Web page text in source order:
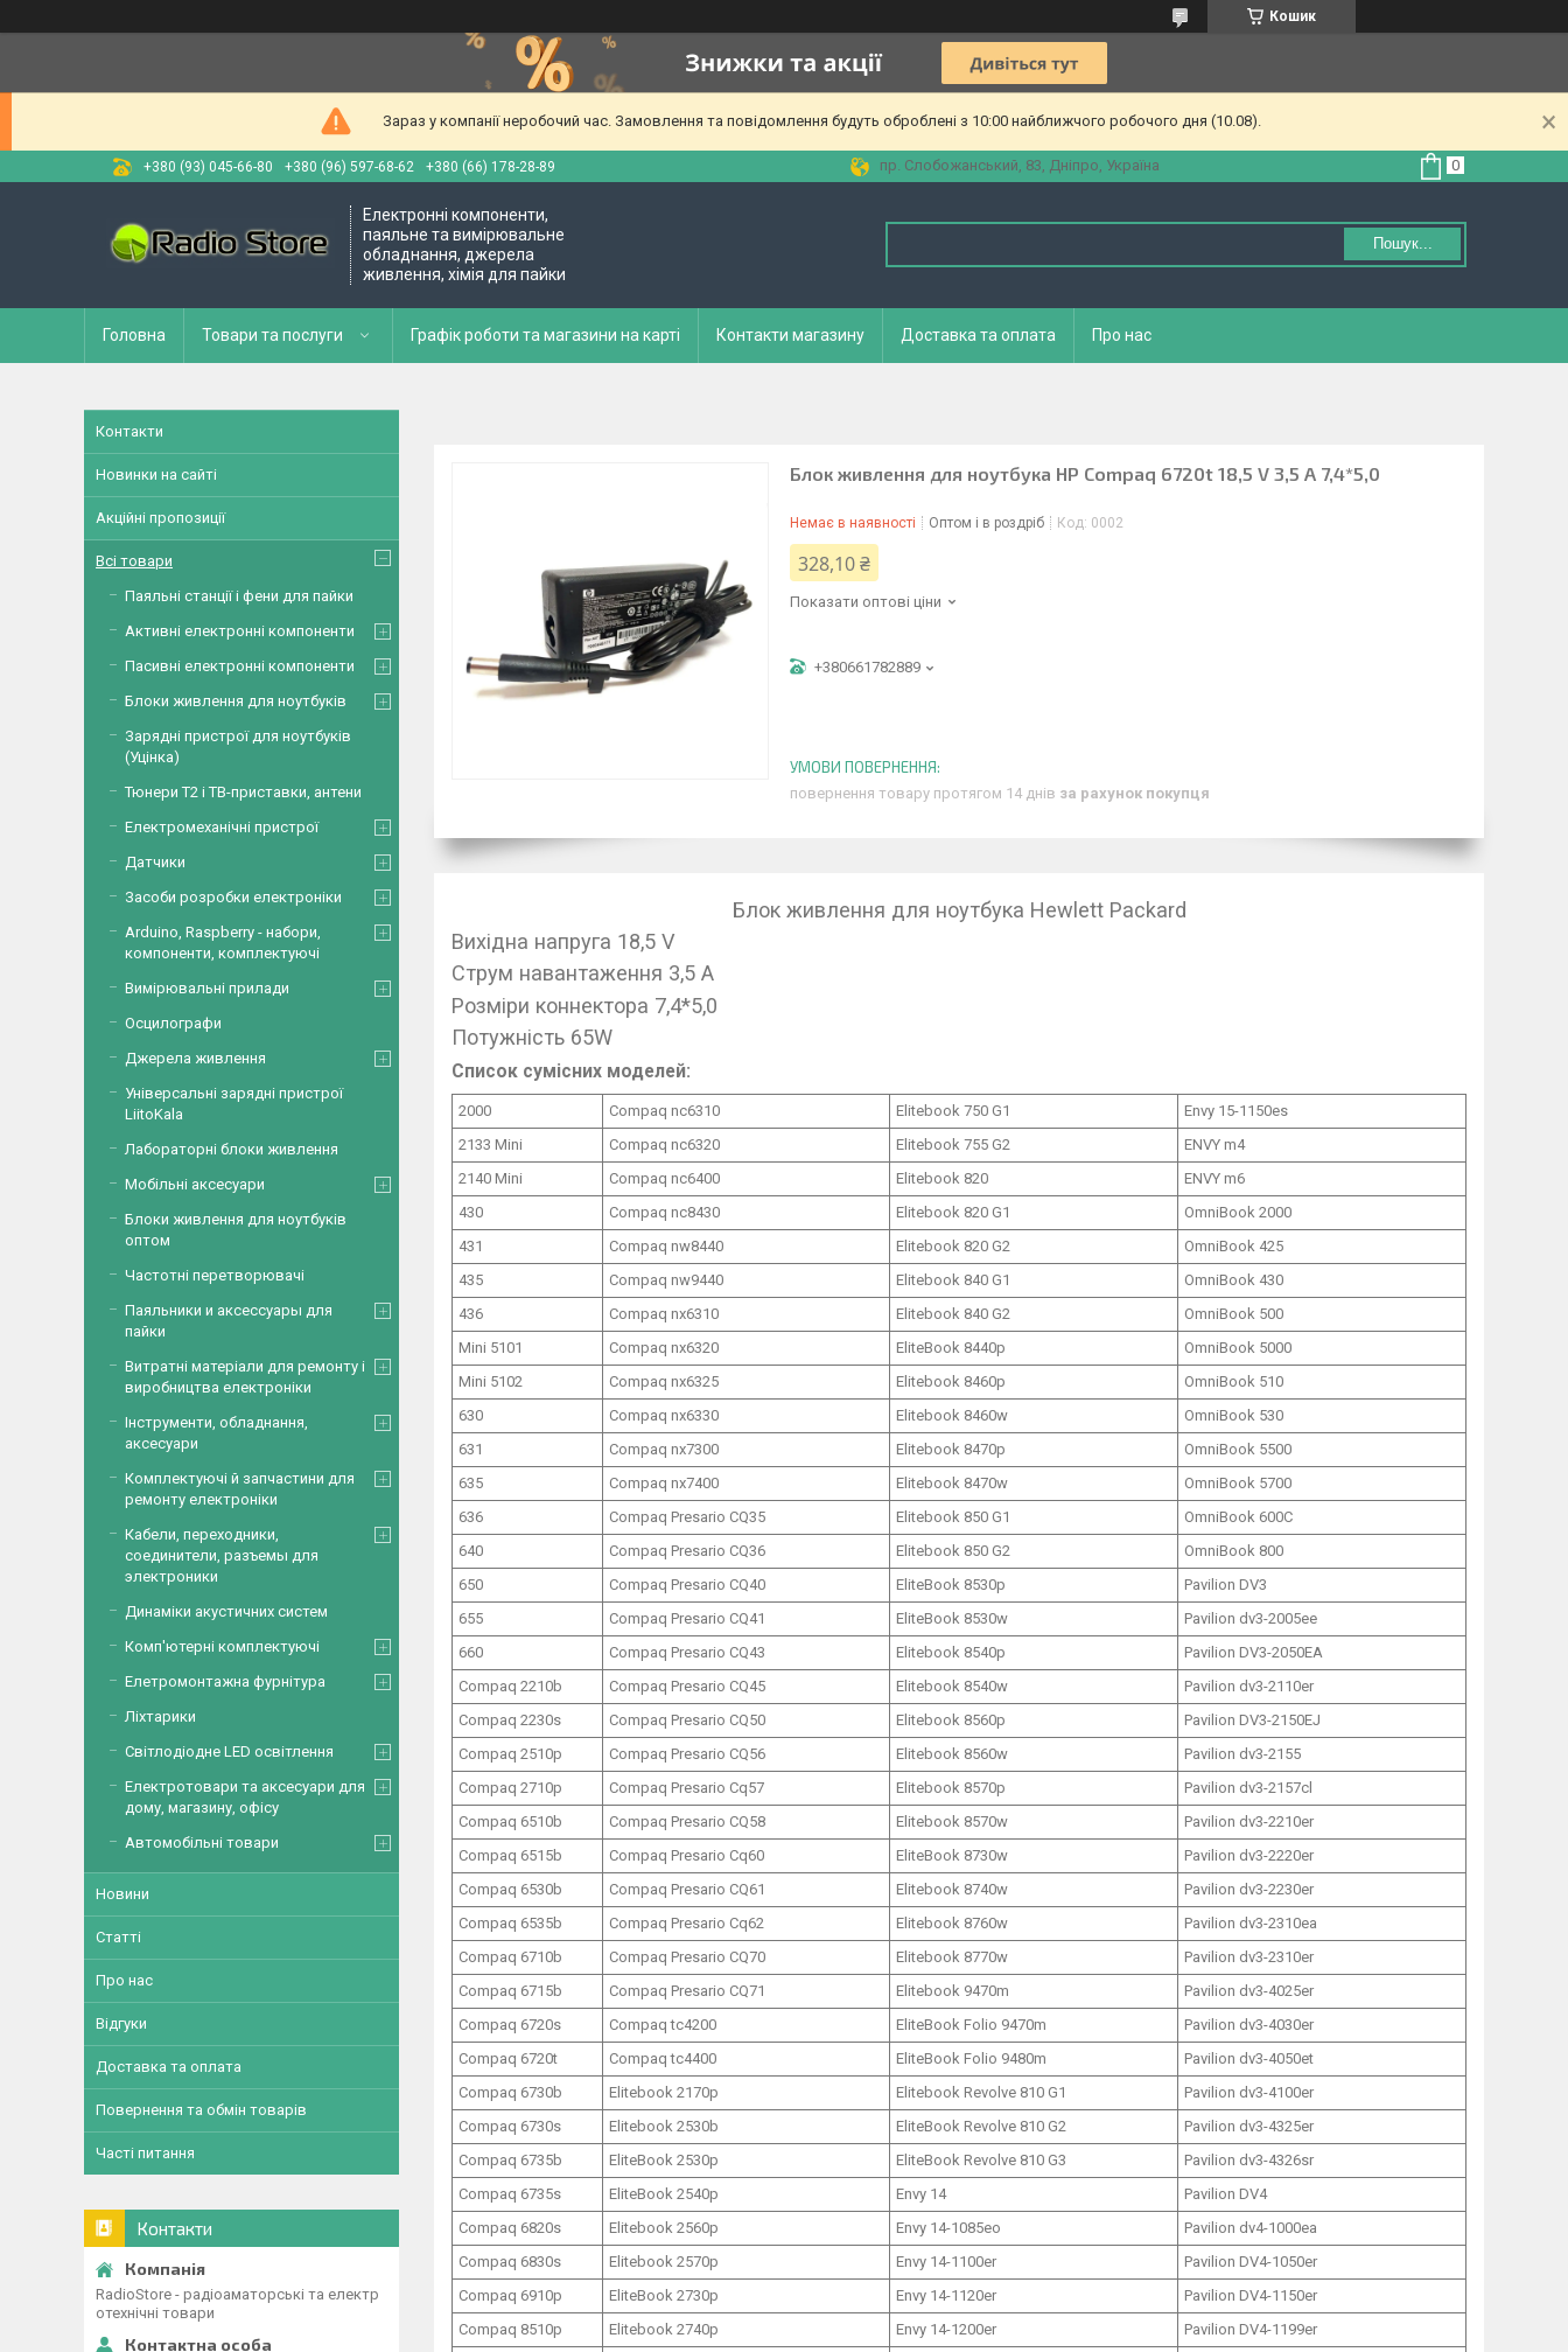
Кошик
Зараз у компанії неробочий час. Замовлення та повідомлення будуть оброблені з 10:00 найближчого робочого дня (10.08).
+380 (93) 045-66-80 +380 (96) 597-68-62 +380 (66) 178-28-89 пр. Слобожанський, 83, Дніпро, Україна
Електронні компоненти,
паяльне та вимірювальне
обладнання, джерела
живлення, хімія для пайки
Пошук...
Головна Товари та послуги Графік роботи та магазини на карті Контакти магазину Доставка та оплата Про нас
Блок живлення для ноутбука HP Compaq 6720t 18,5 V 3,5 A 7,4*5,0
Немає в наявності Оптом і в роздріб Код: 0002
328,10 ₴
Показати оптові ціни
+380661782889
повернення товару протягом 14 днів за рахунок покупця
Блок живлення для ноутбука Hewlett Packard
Вихідна напруга 18,5 V
Струм навантаження 3,5 A
Розміри коннектора 7,4*5,0
Потужність 65W
Список сумісних моделей:
2000 Compaq nc6310 Elitebook 750 G1
Envy 15-1150es
2133 Mini
Compaq nc6320 Elitebook 755 G2
ENVY m4
2140 Mini
Compaq nc6400 Elitebook 820
ENVY m6
430
Compaq nc8430 Elitebook 820 G1
OmniBook 2000
431
Compaq nw8440 Elitebook 820 G2
OmniBook 425
435
Compaq nw9440 Elitebook 840 G1
OmniBook 430
436
Compaq nx6310 Elitebook 840 G2
OmniBook 500
Mini 5101
Compaq nx6320 EliteBook 8440p
OmniBook 5000
Mini 5102
Compaq nx6325 Elitebook 8460p
OmniBook 510
630
Compaq nx6330 Elitebook 8460w
OmniBook 530
631
Compaq nx7300 Elitebook 8470p
OmniBook 5500
635
Compaq nx7400 Elitebook 8470w
OmniBook 5700
636
Compaq Presario CQ35 Elitebook 850 G1
OmniBook 600C
640
Compaq Presario CQ36 Elitebook 850 G2
OmniBook 800
650
Compaq Presario CQ40 EliteBook 8530p
Pavilion DV3
655
Compaq Presario CQ41 EliteBook 8530w
Pavilion dv3-2005ee
660
Compaq Presario CQ43 Elitebook 8540p
Pavilion DV3-2050EA
Compaq 2210b
Compaq Presario CQ45 Elitebook 8540w
Pavilion dv3-2110er
Compaq 2230s
Compaq Presario CQ50 Elitebook 8560p
Pavilion DV3-2150EJ
Compaq 2510p
Compaq Presario CQ56 Elitebook 8560w
Pavilion dv3-2155
Compaq 2710p
Compaq Presario Cq57 Elitebook 8570p
Pavilion dv3-2157cl
Compaq 6510b
Compaq Presario CQ58 Elitebook 8570w
Pavilion dv3-2210er
Compaq 6515b
Compaq Presario Cq60 EliteBook 8730w
Pavilion dv3-2220er
Compaq 6530b
Compaq Presario CQ61 Elitebook 8740w
Pavilion dv3-2230er
Compaq 6535b
Compaq Presario Cq62 Elitebook 8760w
Pavilion dv3-2310ea
Compaq 6710b
Compaq Presario CQ70 Elitebook 8770w
Pavilion dv3-2310er
Compaq 6715b
Compaq Presario CQ71 Elitebook 9470m
Pavilion dv3-4025er
Compaq 6720s
Compaq tc4200 EliteBook Folio 9470m
Pavilion dv3-4030er
Compaq 6720t
Compaq tc4400 EliteBook Folio 9480m
Pavilion dv3-4050et
Compaq 6730b
Elitebook 2170p Elitebook Revolve 810 G1
Pavilion dv3-4100er
Compaq 6730s
Elitebook 2530b EliteBook Revolve 810 G2
Pavilion dv3-4325er
Compaq 6735b
EliteBook 2530p EliteBook Revolve 810 G3
Pavilion dv3-4326sr
Compaq 6735s
EliteBook 2540p Envy 14
Pavilion DV4
Compaq 6820s
Elitebook 2560p Envy 14-1085eo
Pavilion dv4-1000ea
Compaq 6830s
Elitebook 2570p Envy 14-1100er
Pavilion DV4-1050er
Compaq 6910p
EliteBook 2730p Envy 14-1120er
Pavilion DV4-1150er
Compaq 8510p
Elitebook 2740p Envy 14-1200er
Pavilion DV4-1199er
Контакти
Новинки на сайті
Акційні пропозиції
Всі товари
Паяльні станції і фени для пайки
Активні електронні компоненти
Пасивні електронні компоненти
Блоки живлення для ноутбуків
Зарядні пристрої для ноутбуків
(Уцінка)
Тюнери Т2 і ТВ-приставки, антени
Електромеханічні пристрої
Датчики
Засоби розробки електроніки
Arduino, Raspberry - набори,
компоненти, комплектуючі
Вимірювальні прилади
Осцилографи
Джерела живлення
Універсальні зарядні пристрої
LiitoKala
Лабораторні блоки живлення
Мобільні аксесуари
Блоки живлення для ноутбуків
оптом
Частотні перетворювачі
Паяльники и аксессуары для
пайки
Витратні матеріали для ремонту і
виробництва електроніки
Інструменти, обладнання,
аксесуари
Комплектуючі й запчастини для
ремонту електроніки
Кабели, переходники,
соединители, разъемы для
электроники
Динаміки акустичних систем
Комп'ютерні комплектуючі
Елетромонтажна фурнітура
Ліхтарики
Світлодіодне LED освітлення
Електротовари та аксесуари для
дому, магазину, офісу
Автомобільні товари
Новини
Статті
Про нас
Відгуки
Доставка та оплата
Повернення та обмін товарів
Часті питання
Контакти
RadioStore - радіоаматорські та електр
отехнічні товари